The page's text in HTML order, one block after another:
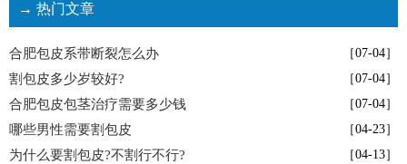
→ 热门文章
［07-04］
合肥包皮系带断裂怎么办
［07-04］
割包皮多少岁较好?
［07-04］
合肥包皮包茎治疗需要多少钱
［04-23］
哪些男性需要割包皮
［04-13］
为什么要割包皮?不割行不行?